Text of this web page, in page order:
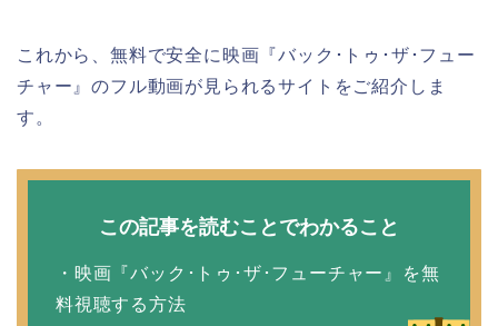
これから、無料で安全に映画『バック･トゥ･ザ･フュー
チャー』のフル動画が見られるサイトをご紹介しま
す。
この記事を読むことでわかること
・映画『バック･トゥ･ザ･フューチャー』を無
料視聴する方法